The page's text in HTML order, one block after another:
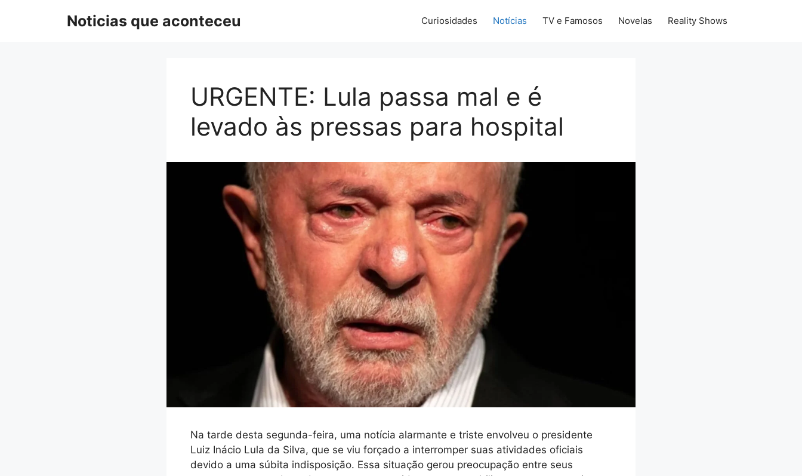
Noticias que aconteceu Curiosidades Notícias TV e Famosos Novelas Reality Shows
URGENTE: Lula passa mal e é
levado às pressas para hospital
Na tarde desta segunda-feira, uma notícia alarmante e triste envolveu o presidente
Luiz Inácio Lula da Silva, que se viu forçado a interromper suas atividades oficiais
devido a uma súbita indisposição. Essa situação gerou preocupação entre seus